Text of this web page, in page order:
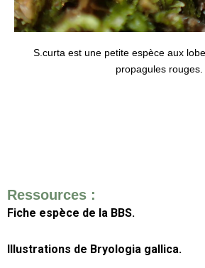
S.curta est une petite espèce aux
propagules rouges.
Ressources :
Fiche espèce de la BBS.
Illustrations de Bryologia gallica.